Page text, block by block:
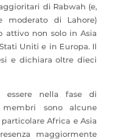
di Rabwah (e,
di Lahore)
attivo non solo in Asia
Uniti e in Europa. Il
e dichiara oltre dieci
nella fase di
sono alcune
Africa e Asia
maggiormente